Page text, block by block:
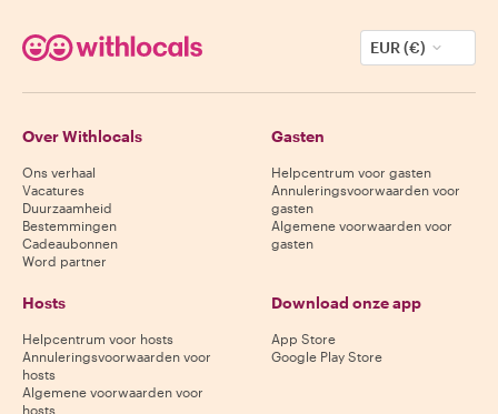
EUR (€)
Over Withlocals
Ons verhaal
Vacatures
Duurzaamheid
Bestemmingen
Cadeaubonnen
Word partner
Gasten
Helpcentrum voor gasten
Annuleringsvoorwaarden voor
gasten
Algemene voorwaarden voor
gasten
Hosts
Helpcentrum voor hosts
Annuleringsvoorwaarden voor
hosts
Algemene voorwaarden voor
hosts
Download onze app
App Store
Google Play Store